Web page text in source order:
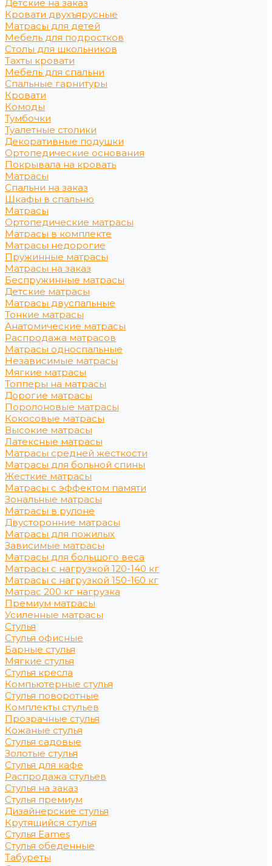
Детские на заказ
Кровати двухъярусные
Матрасы для детей
Мебель для подростков
Столы для школьников
Тахты кровати
Мебель для спальни
Спальные гарнитуры
Кровати
Комоды
Тумбочки
Туалетные столики
Декоративные подушки
Ортопедические основания
Покрывала на кровать
Матрасы
Спальни на заказ
Шкафы в спальню
Матрасы
Ортопедические матрасы
Матрасы в комплекте
Матрасы недорогие
Пружинные матрасы
Матрасы на заказ
Беспружинные матрасы
Детские матрасы
Матрасы двуспальные
Тонкие матрасы
Анатомические матрасы
Распродажа матрасов
Матрасы односпальные
Независимые матрасы
Мягкие матрасы
Топперы на матрасы
Дорогие матрасы
Поролоновые матрасы
Кокосовые матрасы
Высокие матрасы
Латексные матрасы
Матрасы средней жесткости
Матрасы для больной спины
Жесткие матрасы
Матрасы с эффектом памяти
Зональные матрасы
Матрасы в рулоне
Двусторонние матрасы
Матрасы для пожилых
Зависимые матрасы
Матрасы для большого веса
Матрасы с нагрузкой 120-140 кг
Матрасы с нагрузкой 150-160 кг
Матрас 200 кг нагрузка
Премиум матрасы
Усиленные матрасы
Стулья
Стулья офисные
Барные стулья
Мягкие стулья
Стулья кресла
Компьютерные стулья
Стулья поворотные
Комплекты стульев
Прозрачные стулья
Кожаные стулья
Стулья садовые
Золотые стулья
Стулья для кафе
Распродажа стульев
Стулья на заказ
Стулья премиум
Дизайнерские стулья
Крутящийся стулья
Стулья Eames
Стулья обеденные
Табуреты